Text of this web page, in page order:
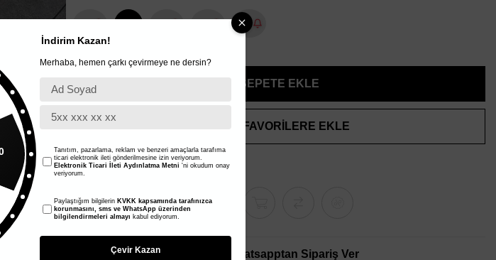
40
FAVORILERE EKLE
Whatsapptan Sipariş Ver
İndirim Kazan!
Merhaba, hemen çarkı çevirmeye ne dersin?
Tanıtım, pazarlama, reklam ve benzeri amaçlarla tarafıma
ticari elektronik ileti gönderilmesine izin veriyorum.
Elektronik Ticari İleti Aydınlatma Metni 'ni okudum onay
veriyorum.
Paylaştığım bilgilerin KVKK kapsamında tarafınızca
korunmasını, sms ve WhatsApp üzerinden
bilgilendirmeleri almayı kabul ediyorum.
Çevir Kazan